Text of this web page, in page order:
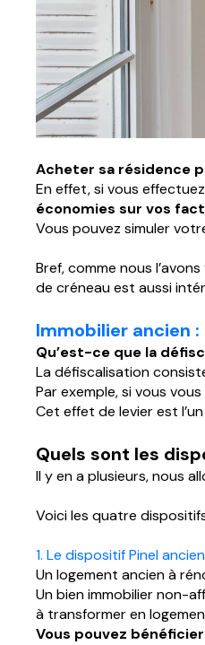
Acheter sa résidence
En effet, si vous
économies sur vos
Vous pouvez simuler
Bref, comme nous
de créneau est aussi
Immobilier ancien
Qu’est-ce que la
La défiscalisation
Par exemple, si vous
Cet effet de levier est
Quels sont les
Il y en a plusieurs, nous
Voici les quatre
1. Le dispositif Pinel
Un logement ancien à
Un bien immobilier non-
à transformer en
Vous pouvez